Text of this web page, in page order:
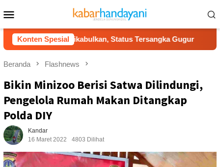
ke
kontenMobile
Konten Spesial
Dikabulkan, Status Tersangka Gugur Dukung
Beranda Flashnews
Bikin Minizoo Berisi Satwa Dilindungi,
Pengelola Rumah Makan Ditangkap
Polda DIY
Kandar
16 Maret 2022
4803 Dilihat